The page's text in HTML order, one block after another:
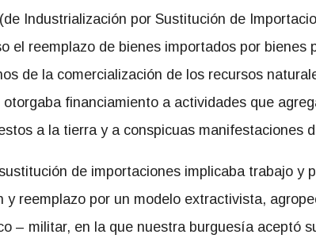
Industrialización por Sustitución de
el reemplazo de bienes importados por bienes
de la comercialización de los recursos
financiamiento a actividades que
a la tierra y a conspicuas manifestaciones
de importaciones implicaba trabajo y
y reemplazo por un modelo extractivista,
– militar, en la que nuestra burguesía aceptó